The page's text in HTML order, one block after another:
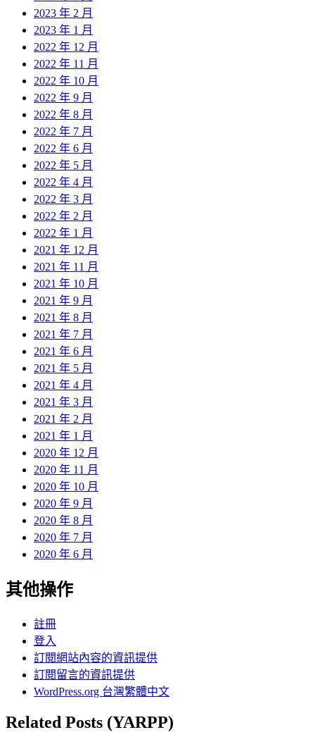
2023 年 2 月
2023 年 1 月
2022 年 12 月
2022 年 11 月
2022 年 10 月
2022 年 9 月
2022 年 8 月
2022 年 7 月
2022 年 6 月
2022 年 5 月
2022 年 4 月
2022 年 3 月
2022 年 2 月
2022 年 1 月
2021 年 12 月
2021 年 11 月
2021 年 10 月
2021 年 9 月
2021 年 8 月
2021 年 7 月
2021 年 6 月
2021 年 5 月
2021 年 4 月
2021 年 3 月
2021 年 2 月
2021 年 1 月
2020 年 12 月
2020 年 11 月
2020 年 10 月
2020 年 9 月
2020 年 8 月
2020 年 7 月
2020 年 6 月
其他操作
註冊
登入
訂閱網站內容的資訊提供
訂閱留言的資訊提供
WordPress.org 台灣繁體中文
Related Posts (YARPP)